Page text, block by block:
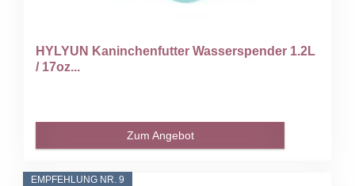
HYLYUN Kaninchenfutter Wasserspender 1.2L
/ 17oz...
Zum Angebot
EMPFEHLUNG NR. 9